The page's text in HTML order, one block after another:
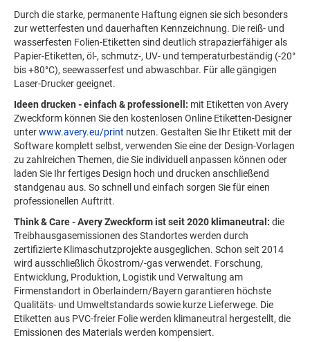
Durch die starke, permanente Haftung eignen sie sich besonders
zur wetterfesten und dauerhaften Kennzeichnung. Die reiß- und
wasserfesten Folien-Etiketten sind deutlich strapazierfähiger als
Papier-Etiketten, öl-, schmutz-, UV- und temperaturbeständig (-20°
bis +80°C), seewasserfest und abwaschbar. Für alle gängigen
Laser-Drucker geeignet.
Ideen drucken - einfach & professionell: mit Etiketten von Avery
Zweckform können Sie den kostenlosen Online Etiketten-Designer
unterwww.avery.eu/print nutzen. Gestalten Sie Ihr Etikett mit der
Software komplett selbst, verwenden Sie eine der Design-Vorlagen
zu zahlreichen Themen, die Sie individuell anpassen können oder
laden Sie Ihr fertiges Design hoch und drucken anschließend
standgenau aus. So schnell und einfach sorgen Sie für einen
professionellen Auftritt.
Think & Care - Avery Zweckform ist seit 2020 klimaneutral: die
Treibhausgasemissionen des Standortes werden durch
zertifizierte Klimaschutzprojekte ausgeglichen. Schon seit 2014
wird ausschließlich Ökostrom/-gas verwendet. Forschung,
Entwicklung, Produktion, Logistik und Verwaltung am
Firmenstandort in Oberlaindern/Bayern garantieren höchste
Qualitäts- und Umweltstandards sowie kurze Lieferwege. Die
Etiketten aus PVC-freier Folie werden klimaneutral hergestellt, die
Emissionen des Materials werden kompensiert.